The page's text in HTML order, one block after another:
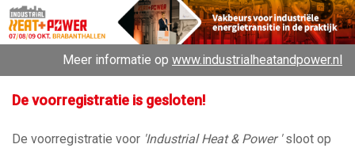
Meer informatie op www.industrialheatandpower.nl
De voorregistratie is gesloten!
De voorregistratie voor 'Industrial Heat & Power ' sloot op